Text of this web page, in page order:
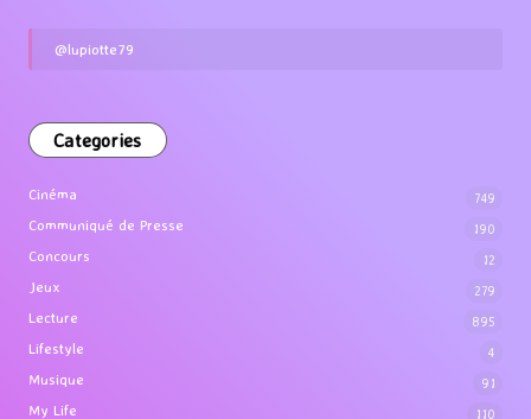
@lupiotte79
Categories
Cinéma 749
Communiqué de Presse 190
Concours 12
Jeux 279
Lecture 895
Lifestyle 4
Musique 91
My Life 110